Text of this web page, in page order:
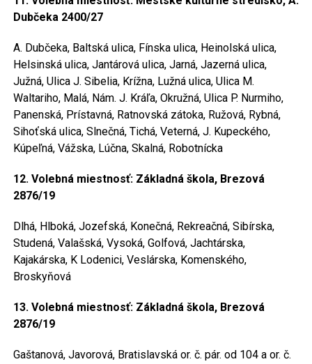
Dubčeka 2400/27
A. Dubčeka, Baltská ulica, Fínska ulica, Heinolská ulica,
Helsinská ulica, Jantárová ulica, Jarná, Jazerná ulica,
Južná, Ulica J. Sibelia, Krížna, Lužná ulica, Ulica M.
Waltariho, Malá, Nám. J. Kráľa, Okružná, Ulica P. Nurmiho,
Panenská, Prístavná, Ratnovská zátoka, Ružová, Rybná,
Sihoťská ulica, Slnečná, Tichá, Veterná, J. Kupeckého,
Kúpeľná, Vážska, Lúčna, Skalná, Robotnícka
12. Volebná miestnosť: Základná škola, Brezová
2876/19
Dlhá, Hlboká, Jozefská, Konečná, Rekreačná, Sibírska,
Studená, Valašská, Vysoká, Golfová, Jachtárska,
Kajakárska, K Lodenici, Veslárska, Komenského,
Broskyňová
13. Volebná miestnosť: Základná škola, Brezová
2876/19
Gaštanová, Javorová, Bratislavská or. č. pár. od 104 a or. č.